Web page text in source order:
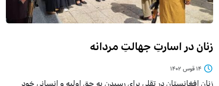
زنان در اسارتِ جهالتِ مردانه
۱۴ قوس ۱۴۰۲
زنان افغانستان در تقلی برای رسیدن به حق اولیه و انسانی خود